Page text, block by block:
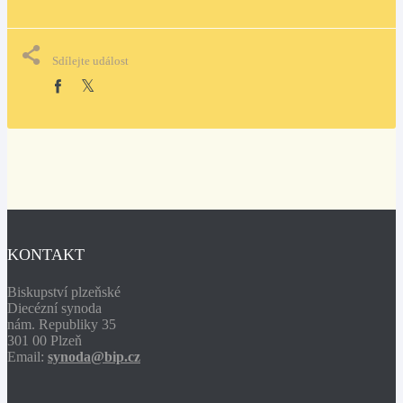
Sdílejte událost
KONTAKT
Biskupství plzeňské
Diecézní synoda
nám. Republiky 35
301 00 Plzeň
Email: synoda@bip.cz